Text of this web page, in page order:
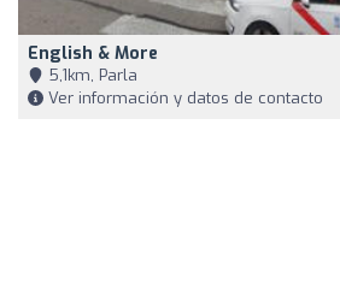
English & More
5,1km, Parla
Ver información y datos de contacto